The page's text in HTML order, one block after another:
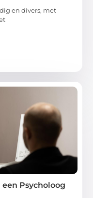
en divers, met
Psycholoog